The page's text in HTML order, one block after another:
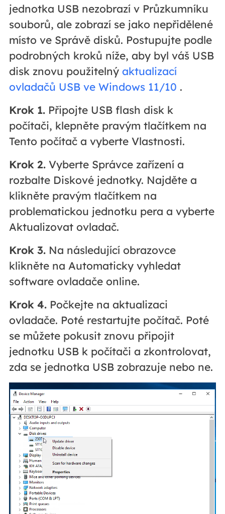
jednotka USB nezobrazí v Průzkumníku
souborů, ale zobrazí se jako nepřidělené
místo ve Správě disků. Postupujte podle
podrobných kroků níže, aby byl váš USB
disk znovu použitelný aktualizací
ovladačů USB ve Windows 11/10 .
Krok 1.Připojte USB flash disk k
počítači, klepněte pravým tlačítkem na
Tento počítač a vyberte Vlastnosti.
Krok 2.Vyberte Správce zařízení a
rozbalte Diskové jednotky. Najděte a
klikněte pravým tlačítkem na
problematickou jednotku pera a vyberte
Aktualizovat ovladač.
Krok 3.Na následující obrazovce
klikněte na Automaticky vyhledat
software ovladače online.
Krok 4.Počkejte na aktualizaci
ovladače. Poté restartujte počítač. Poté
se můžete pokusit znovu připojit
jednotku USB k počítači a zkontrolovat,
zda se jednotka USB zobrazuje nebo ne.